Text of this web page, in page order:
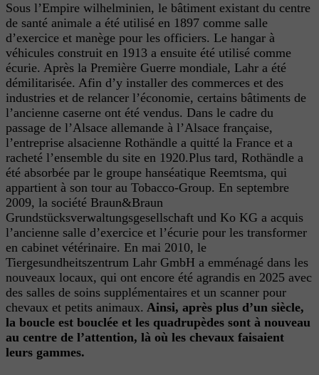
Sous l’Empire wilhelminien, le bâtiment existant du centre
de santé animale a été utilisé en 1897 comme salle
d’exercice et manège pour les officiers. Le hangar à
véhicules construit en 1913 a ensuite été utilisé comme
écurie. Après la Première Guerre mondiale, Lahr a été
démilitarisée. Afin d’y installer des commerces et des
industries et de relancer l’économie, certains bâtiments de
l’ancienne caserne ont été vendus. Dans le cadre du
passage de l’Alsace allemande à l’Alsace française,
l’entreprise alsacienne Rothändle a quitté la France et a
racheté l’ensemble du site en 1920.Plus tard, Rothändle a
été absorbée par le groupe hanséatique Reemtsma, qui
appartient à son tour au Tobacco-Group. En septembre
2009, la société Braun&Braun
Grundstücksverwaltungsgesellschaft und Ko KG a acquis
l’ancienne salle d’exercice et l’écurie pour les transformer
en cabinet vétérinaire. En mai 2010, le
Tiergesundheitszentrum Lahr GmbH a emménagé dans les
nouveaux locaux, qui ont encore été agrandis en 2025 avec
des salles de soins supplémentaires et un scanner pour
chevaux et petits animaux. Ainsi, après plus d’un siècle,
la boucle est bouclée et les quadrupèdes sont à nouveau
au centre de l’attention, là où les chevaux faisaient
leurs gammes.